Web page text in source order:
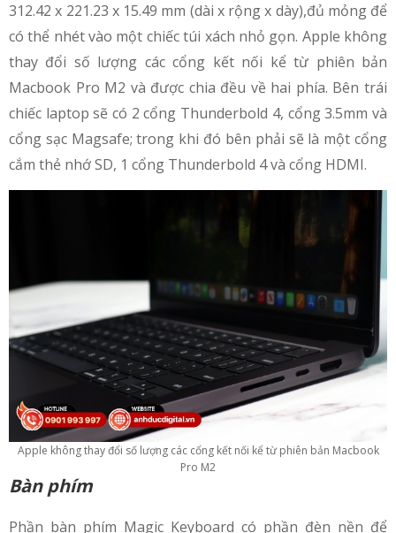
312.42 x 221.23 x 15.49 mm (dài x rộng x dày),đủ mỏng để
có thể nhét vào một chiếc túi xách nhỏ gọn. Apple không
thay đổi số lượng các cổng kết nối kể từ phiên bản
Macbook Pro M2 và được chia đều về hai phía. Bên trái
chiếc laptop sẽ có 2 cổng Thunderbold 4, cổng 3.5mm và
cổng sạc Magsafe; trong khi đó bên phải sẽ là một cổng
cắm thẻ nhớ SD, 1 cổng Thunderbold 4 và cổng HDMI.
Apple không thay đổi số lượng các cổng kết nối kể từ phiên bản Macbook
Pro M2
Bàn phím
Phần bàn phím Magic Keyboard có phần đèn nền để